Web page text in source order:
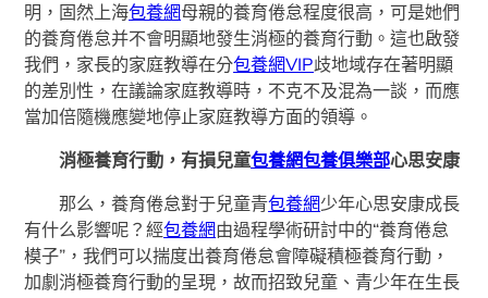
明，固然上海包養網母親的養育倦怠程度很高，可是她們
的養育倦怠并不會明顯地發生消極的養育行動。這也啟發
我們，家長的家庭教導在分包養網VIP歧地域存在著明顯
的差別性，在議論家庭教導時，不克不及混為一談，而應
當加倍隨機應變地停止家庭教導方面的領導。
消極養育行動，有損兒童包養網包養俱樂部心思安康
那么，養育倦怠對于兒童青包養網少年心思安康成長
有什么影響呢？經包養網由過程學術研討中的“養育倦怠
模子”，我們可以揣度出養育倦怠會障礙積極養育行動，
加劇消極養育行動的呈現，故而招致兒童、青少年在生長